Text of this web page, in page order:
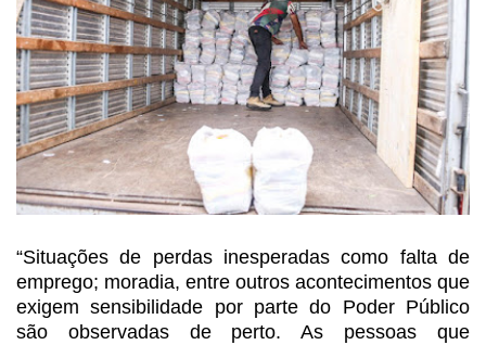
“Situações de perdas inesperadas como falta de
emprego; moradia, entre outros acontecimentos que
exigem sensibilidade por parte do Poder Público
são observadas de perto. As pessoas que